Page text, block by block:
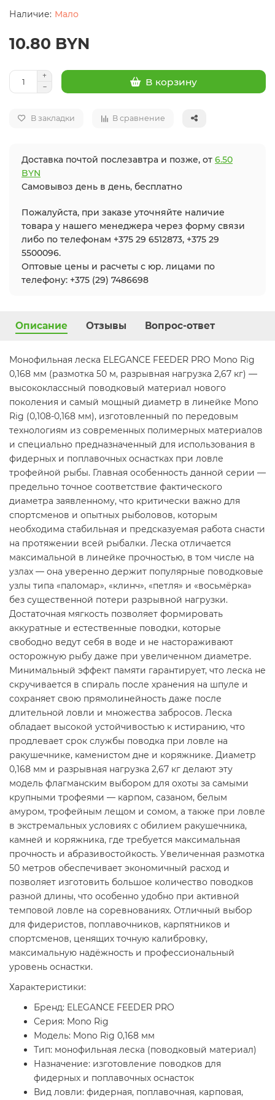
Мало
10.80 BYN
В корзину
В закладки В сравнение
Доставка почтой послезавтра и позже, от 6.50
BYN
Самовывоз день в день, бесплатно
Пожалуйста, при заказе уточняйте наличие
товара у нашего менеджера через форму связи
либо по телефонам +375 29 6512873, +375 29
5500096.
Оптовые цены и расчеты с юр. лицами по
телефону: +375 (29) 7486698
Описание Отзывы Вопрос-ответ
Монофильная леска ELEGANCE FEEDER PRO Mono Rig
0,168 мм (размотка 50 м, разрывная нагрузка 2,67 кг) —
высококлассный поводковый материал нового
поколения и самый мощный диаметр в линейке Mono
Rig (0,108-0,168 мм), изготовленный по передовым
технологиям из современных полимерных материалов
и специально предназначенный для использования в
фидерных и поплавочных оснастках при ловле
трофейной рыбы. Главная особенность данной серии —
предельно точное соответствие фактического
диаметра заявленному, что критически важно для
спортсменов и опытных рыболовов, которым
необходима стабильная и предсказуемая работа снасти
на протяжении всей рыбалки. Леска отличается
максимальной в линейке прочностью, в том числе на
узлах — она уверенно держит популярные поводковые
узлы типа «паломар», «клинч», «петля» и «восьмёрка»
без существенной потери разрывной нагрузки.
Достаточная мягкость позволяет формировать
аккуратные и естественные поводки, которые
свободно ведут себя в воде и не настораживают
осторожную рыбу даже при увеличенном диаметре.
Минимальный эффект памяти гарантирует, что леска не
скручивается в спираль после хранения на шпуле и
сохраняет свою прямолинейность даже после
длительной ловли и множества забросов. Леска
обладает высокой устойчивостью к истиранию, что
продлевает срок службы поводка при ловле на
ракушечнике, каменистом дне и коряжнике. Диаметр
0,168 мм и разрывная нагрузка 2,67 кг делают эту
модель флагманским выбором для охоты за самыми
крупными трофеями — карпом, сазаном, белым
амуром, трофейным лещом и сомом, а также при ловле
в экстремальных условиях с обилием ракушечника,
камней и коряжника, где требуется максимальная
прочность и абразивостойкость. Увеличенная размотка
50 метров обеспечивает экономичный расход и
позволяет изготовить большое количество поводков
разной длины, что особенно удобно при активной
темповой ловле на соревнованиях. Отличный выбор
для фидеристов, поплавочников, карпятников и
спортсменов, ценящих точную калибровку,
максимальную надёжность и профессиональный
уровень оснастки.
Характеристики:
Бренд: ELEGANCE FEEDER PRO
Серия: Mono Rig
Модель: Mono Rig 0,168 мм
Тип: монофильная леска (поводковый материал)
Назначение: изготовление поводков для
фидерных и поплавочных оснасток
Вид ловли: фидерная, поплавочная, карповая,